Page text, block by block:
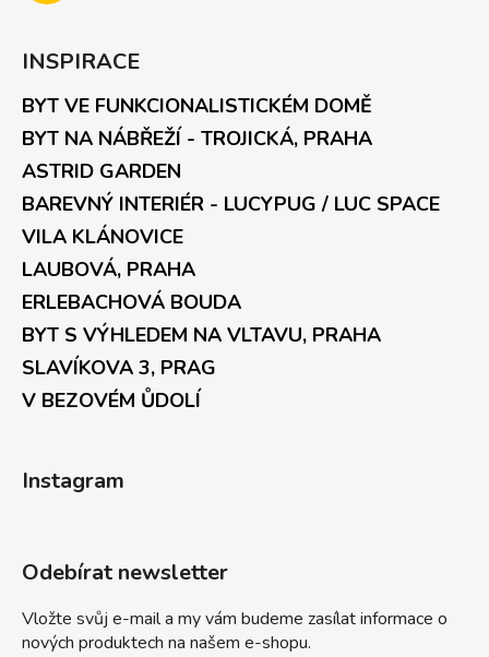
INSPIRACE
BYT VE FUNKCIONALISTICKÉM DOMĚ
BYT NA NÁBŘEŽÍ - TROJICKÁ, PRAHA
ASTRID GARDEN
BAREVNÝ INTERIÉR - LUCYPUG / LUC SPACE
VILA KLÁNOVICE
LAUBOVÁ, PRAHA
ERLEBACHOVÁ BOUDA
BYT S VÝHLEDEM NA VLTAVU, PRAHA
SLAVÍKOVA 3, PRAG
V BEZOVÉM ŮDOLÍ
Instagram
Odebírat newsletter
Vložte svůj e-mail a my vám budeme zasílat informace o
nových produktech na našem e-shopu.